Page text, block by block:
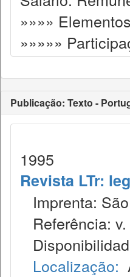
»»»»
»»»»»
Publicação: Texto -
1995
Revista LTr:
Imprenta:
Referência:
Localização: